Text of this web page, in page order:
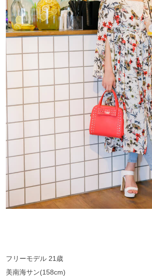
フリーモデル 21歳
美南海サン(158cm)